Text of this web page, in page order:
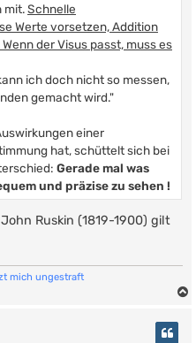
mit.Schnelle
Werte vorsetzen, Addition
der Visus passt, muss es
ich doch nicht so messen,
gemacht wird."
einer
hat, schüttelt sich bei
Gerade mal was
und präzise zu sehen !
Ruskin (1819-1900) gilt
mich ungestraft